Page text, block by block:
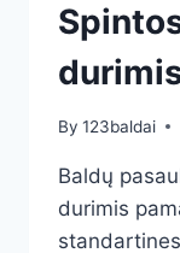
By 123baldai
Baldų
durimis